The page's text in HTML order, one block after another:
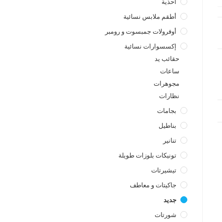
أطقم ملابس نسائية
أوفرولات جمبسوت و رومبر
إكسسوارات نسائية
حقائب يد
ساعات
مجوهرات
نظارات
بجامات
بناطيل
تنانير
تونيكات بلوزات طويلة
تيشيرتات
جاكيتات و معاطف
جديد
شورتات